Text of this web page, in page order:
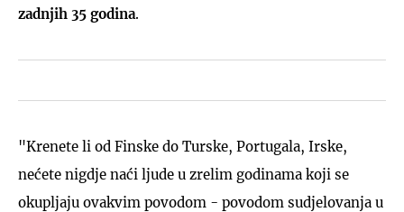
zadnjih 35 godina.
"Krenete li od Finske do Turske, Portugala, Irske,
nećete nigdje naći ljude u zrelim godinama koji se
okupljaju ovakvim povodom - povodom sudjelovanja u